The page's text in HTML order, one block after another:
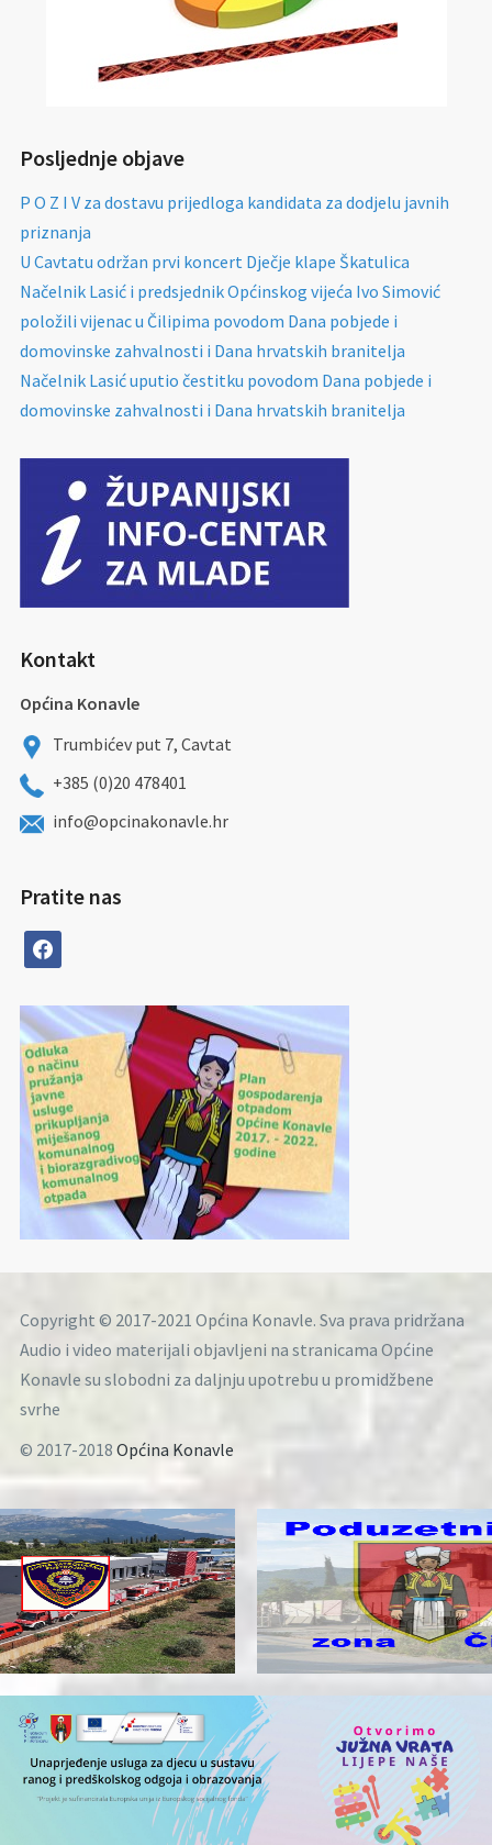
Posljednje objave
P O Z I V za dostavu prijedloga kandidata za dodjelu javnih
priznanja
U Cavtatu održan prvi koncert Dječje klape Škatulica
Načelnik Lasić i predsjednik Općinskog vijeća Ivo Simović
položili vijenac u Čilipima povodom Dana pobjede i
domovinske zahvalnosti i Dana hrvatskih branitelja
Načelnik Lasić uputio čestitku povodom Dana pobjede i
domovinske zahvalnosti i Dana hrvatskih branitelja
Kontakt
Općina Konavle
Trumbićev put 7, Cavtat
+385 (0)20 478401
info@opcinakonavle.hr
Pratite nas
facebook
Copyright © 2017-2021 Općina Konavle. Sva prava pridržana
Audio i video materijali objavljeni na stranicama Općine
Konavle su slobodni za daljnju upotrebu u promidžbene
svrhe
© 2017-2018 Općina Konavle